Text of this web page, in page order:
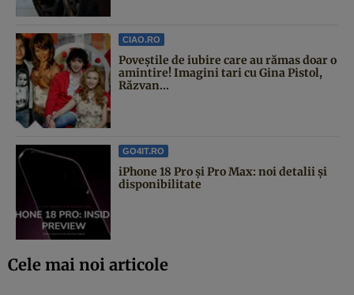
CIAO.RO
Poveştile de iubire care au rămas doar o
amintire! Imagini tari cu Gina Pistol,
Răzvan...
GO4IT.RO
iPhone 18 Pro și Pro Max: noi detalii și
disponibilitate
Cele mai noi articole